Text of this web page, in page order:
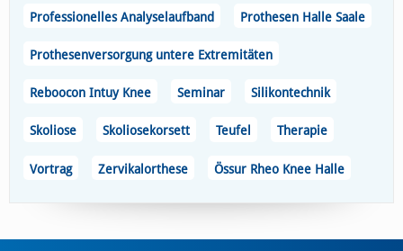
Professionelles Analyselaufband Prothesen Halle Saale
Prothesenversorgung untere Extremitäten
Reboocon Intuy Knee Seminar Silikontechnik
Skoliose Skoliosekorsett Teufel Therapie
Vortrag Zervikalorthese Össur Rheo Knee Halle